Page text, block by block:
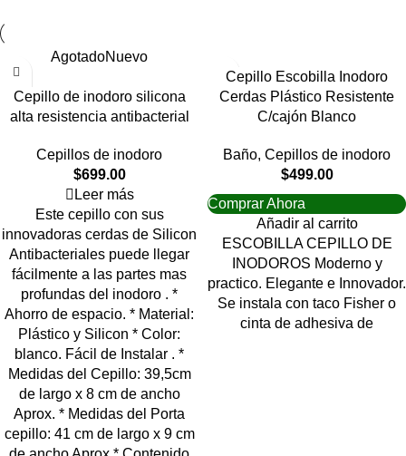
AgotadoNuevo
Cepillo de inodoro silicona
alta resistencia antibacterial
Cepillos de inodoro
$699.00
Leer más
Este cepillo con sus
innovadoras cerdas de Silicon
Antibacteriales puede llegar
fácilmente a las partes mas
profundas del inodoro . *
Ahorro de espacio. * Material:
Plástico y Silicon * Color:
blanco. Fácil de Instalar . *
Medidas del Cepillo: 39,5cm
de largo x 8 cm de ancho
Aprox. * Medidas del Porta
cepillo: 41 cm de largo x 9 cm
Cepillo Escobilla Inodoro
Cerdas Plástico Resistente
C/cajón Blanco
Baño, Cepillos de inodoro
$499.00
Comprar Ahora
Añadir al carrito
ESCOBILLA CEPILLO DE
INODOROS Moderno y
practico. Elegante e Innovador.
Se instala con taco Fisher o
cinta de adhesiva de